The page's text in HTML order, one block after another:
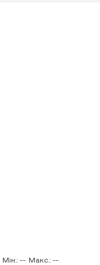
Мін.: -- Макс.: --